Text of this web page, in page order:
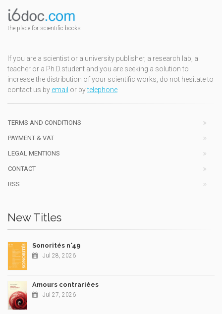
the place for scientific books
If you are a scientist or a university publisher, a research lab, a
teacher or a Ph.D.student and you are seeking a solution to
increase the distribution of your scientific works, do not hesitate to
contact us by email or bytelephone
TERMS AND CONDITIONS
PAYMENT & VAT
LEGAL MENTIONS
CONTACT
RSS
New Titles
Sonorités n°49
Jul 28, 2026
Amours contrariées
Jul 27, 2026